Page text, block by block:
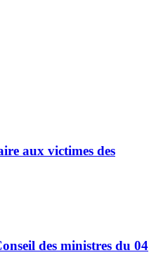
aux victimes des
des ministres du 04